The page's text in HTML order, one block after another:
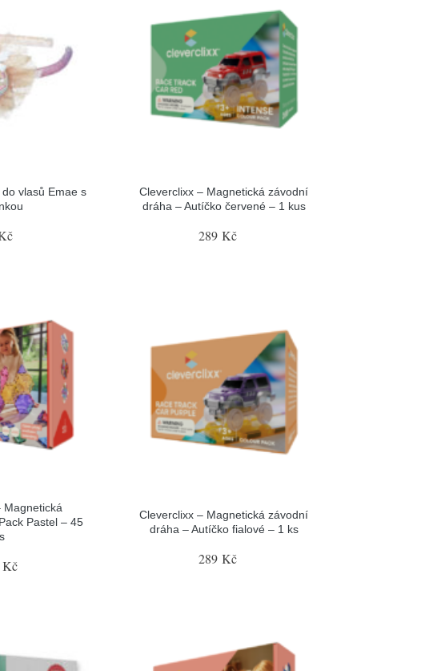
vlasů Emae s
Cleverclixx – Magnetická závodní
dráha – Autíčko červené – 1 kus
289 Kč
Magnetická
Pastel – 45
Kč
Cleverclixx – Magnetická závodní
dráha – Autíčko fialové – 1 ks
289 Kč